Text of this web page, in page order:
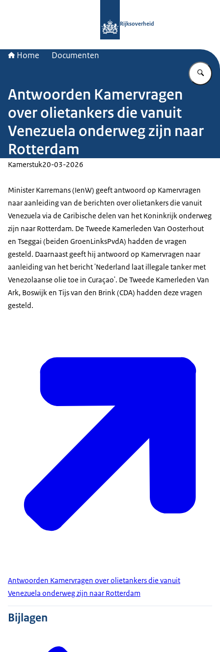
Rijksoverheid
Home Documenten
Antwoorden Kamervragen
over olietankers die vanuit
Venezuela onderweg zijn naar
Rotterdam
Kamerstuk20-03-2026
Minister Karremans (IenW) geeft antwoord op Kamervragen
naar aanleiding van de berichten over olietankers die vanuit
Venezuela via de Caribische delen van het Koninkrijk onderweg
zijn naar Rotterdam. De Tweede Kamerleden Van Oosterhout
en Tseggai (beiden GroenLinksPvdA) hadden de vragen
gesteld. Daarnaast geeft hij antwoord op Kamervragen naar
aanleiding van het bericht 'Nederland laat illegale tanker met
Venezolaanse olie toe in Curaçao'. De Tweede Kamerleden Van
Ark, Boswijk en Tijs van den Brink (CDA) hadden deze vragen
gesteld.
Antwoorden Kamervragen over olietankers die vanuit
Venezuela onderweg zijn naar Rotterdam
Bijlagen